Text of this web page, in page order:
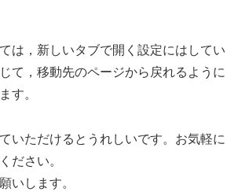
は，新しいタブで開く設定にはしてい
て，移動先のページから戻れるように
す。
いただけるとうれしいです。お気軽に
ださい。
いします。